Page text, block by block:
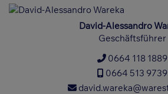
David-Alessandro
Geschäftsführer
0664 118 1889
0664 513 9739